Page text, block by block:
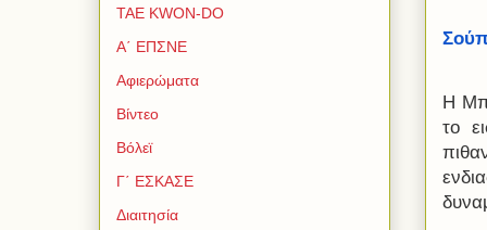
Η
το
TAE KWON-DO
Α΄ ΕΠΣΝΕ
Αφιερώματα
Βίντεο
Βόλεϊ
Γ΄ ΕΣΚΑΣΕ
Διαιτησία